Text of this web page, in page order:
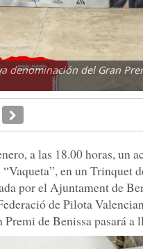
denominación del Gran
a las 18.00 horas, un
en un Trinquet
por el Ajuntament de
de Pilota
de Benissa pasará a